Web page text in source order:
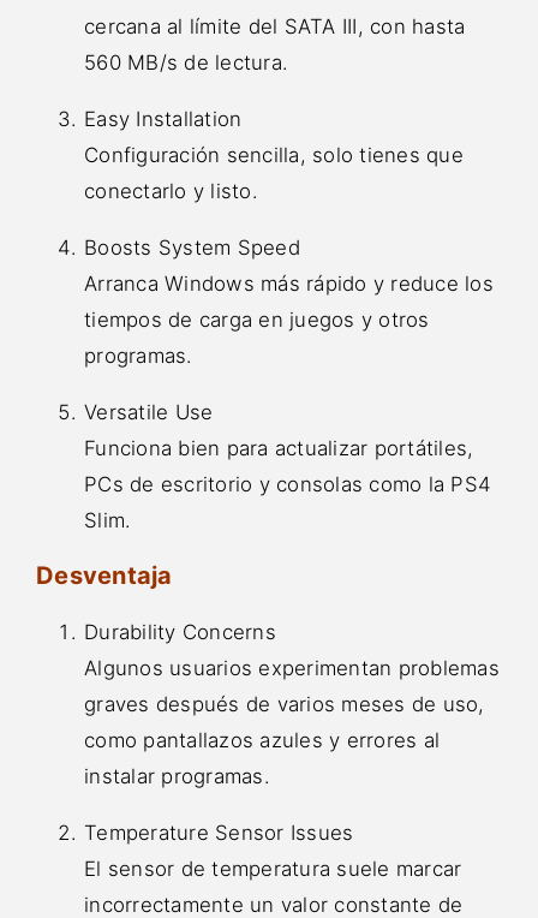
cercana al límite del SATA III, con hasta
560 MB/s de lectura.
Easy Installation
Configuración sencilla, solo tienes que
conectarlo y listo.
Boosts System Speed
Arranca Windows más rápido y reduce los
tiempos de carga en juegos y otros
programas.
Versatile Use
Funciona bien para actualizar portátiles,
PCs de escritorio y consolas como la PS4
Slim.
Desventaja
Durability Concerns
Algunos usuarios experimentan problemas
graves después de varios meses de uso,
como pantallazos azules y errores al
instalar programas.
Temperature Sensor Issues
El sensor de temperatura suele marcar
incorrectamente un valor constante de